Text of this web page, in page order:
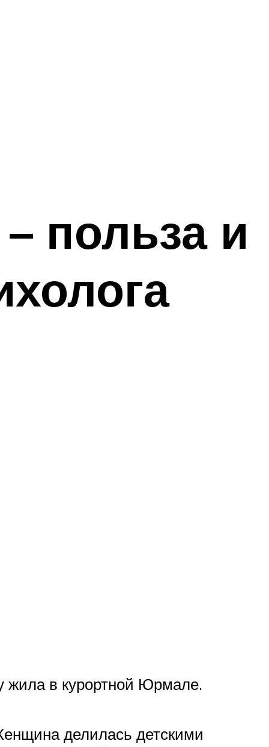
польза и
жила в курортной Юрмале.
делилась детскими